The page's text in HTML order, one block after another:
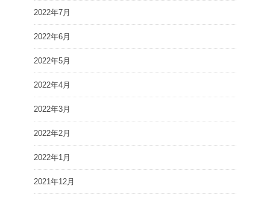
2022年7月
2022年6月
2022年5月
2022年4月
2022年3月
2022年2月
2022年1月
2021年12月